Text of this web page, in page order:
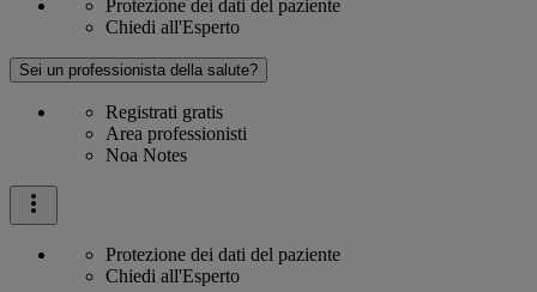
Protezione dei dati del paziente
Chiedi all'Esperto
Sei un professionista della salute?
Registrati gratis
Area professionisti
Noa Notes
Protezione dei dati del paziente
Chiedi all'Esperto